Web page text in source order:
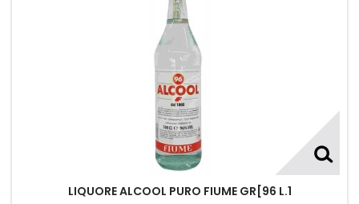
LIQUORE ALCOOL PURO FIUME GR[96 L.1